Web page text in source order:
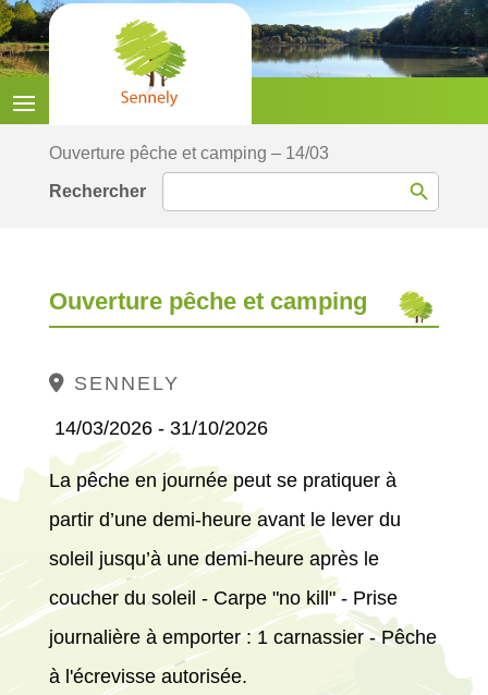
Ouverture pêche et camping – 14/03
Search
Search Button
Ouverture pêche et camping
SENNELY
14/03/2026 - 31/10/2026
La pêche en journée peut se pratiquer à
partir d’une demi-heure avant le lever du
soleil jusqu’à une demi-heure après le
coucher du soleil - Carpe "no kill" - Prise
journalière à emporter : 1 carnassier - Pêche
à l'écrevisse autorisée.